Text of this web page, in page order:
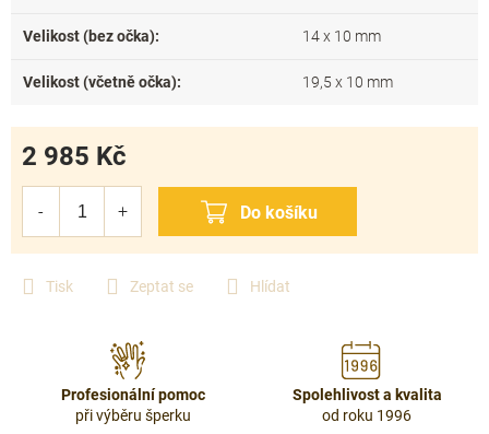
Tisk Zeptat se Hlídat
2 985 Kč
Velikost (bez očka): 14 x 10 mm
Velikost (včetně očka): 19,5 x 10 mm
Profesionální pomoc
při výběru šperku
Spolehlivost a kvalita
od roku 1996